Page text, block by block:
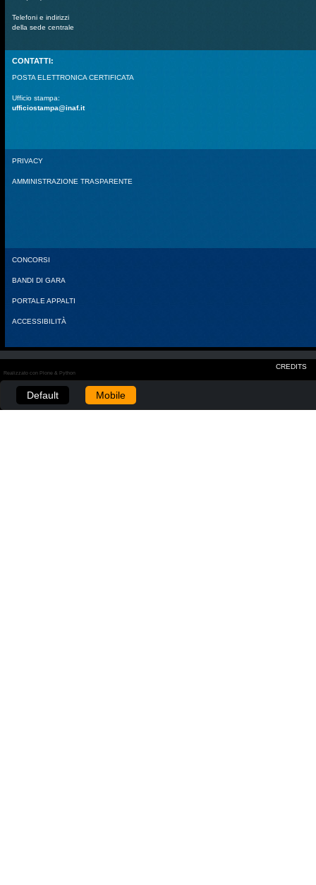
Telefoni e indirizzi
della sede centrale
CONTATTI:
POSTA ELETTRONICA CERTIFICATA
Ufficio stampa:
ufficiostampa@inaf.it
PRIVACY
AMMINISTRAZIONE TRASPARENTE
CONCORSI
BANDI DI GARA
PORTALE APPALTI
ACCESSIBILITÀ
CREDITS
Realizzato con Plone & Python
Default Mobile